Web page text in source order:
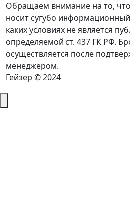
Обращаем внимание на то,
носит сугубо
каких условиях не является
определяемой ст. 437 ГК РФ.
осуществляется после
менеджером.
Гейзер © 2024